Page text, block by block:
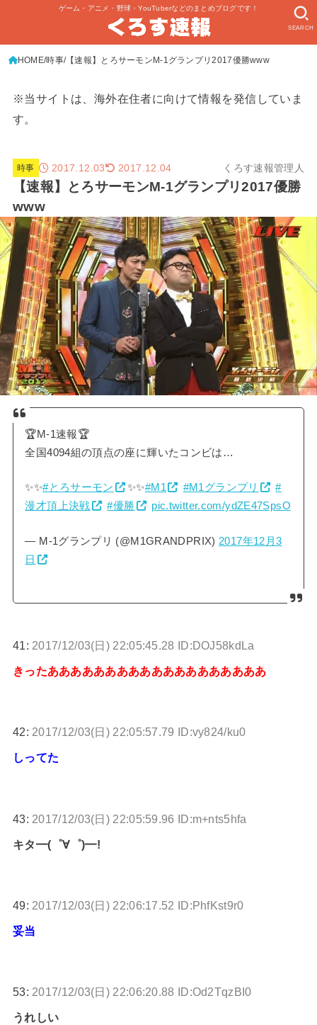
ゲーム・アニメ・野球・YouTuberなどのまとめブログです！
SEARCH
HOME 時事 【速報】とろサーモンM-1グランプリ2017優勝www
※当サイトは、海外在住者に向けて情報を発信していま
す。
時事 2017.12.03 2017.12.04 くろす速報管理人
【速報】とろサーモンM-1グランプリ2017優勝
www
🏆M-1速報🏆
全国4094組の頂点の座に輝いたコンビは…
✨✨#とろサーモン ✨✨#M1 #M1グランプリ
#
漫才頂上決戦
#優勝 pic.twitter.com/ydZE47SpsO
— M-1グランプリ (@M1GRANDPRIX) 2017年12月3
日
41: 2017/12/03(日) 22:05:45.28 ID:DOJ58kdLa
きったあああああああああああああああああああ
42: 2017/12/03(日) 22:05:57.79 ID:vy824/ku0
しってた
43: 2017/12/03(日) 22:05:59.96 ID:m+nts5hfa
キタ━(゜∀゜)━!
49: 2017/12/03(日) 22:06:17.52 ID:PhfKst9r0
妥当
53: 2017/12/03(日) 22:06:20.88 ID:Od2TqzBI0
うれしい